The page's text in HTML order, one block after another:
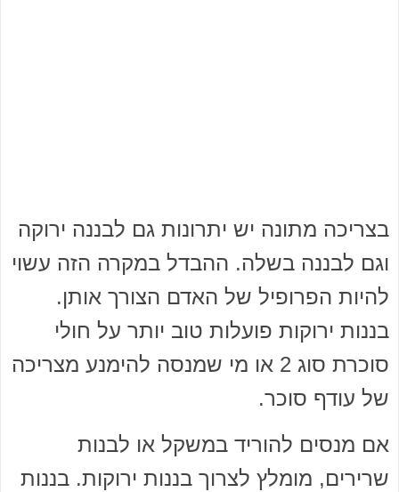
בצריכה מתונה יש יתרונות גם לבננה ירוקה
וגם לבננה בשלה. ההבדל במקרה הזה עשוי
להיות הפרופיל של האדם הצורך אותן.
בננות ירוקות פועלות טוב יותר על חולי
סוכרת סוג 2 או מי שמנסה להימנע מצריכה
של עודף סוכר.
אם מנסים להוריד במשקל או לבנות
שרירים, מומלץ לצרוך בננות ירוקות. בננות